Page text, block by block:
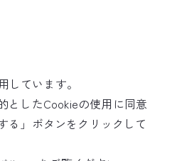
しています。
としたCookieの使用に同意
る」ボタンをクリックして